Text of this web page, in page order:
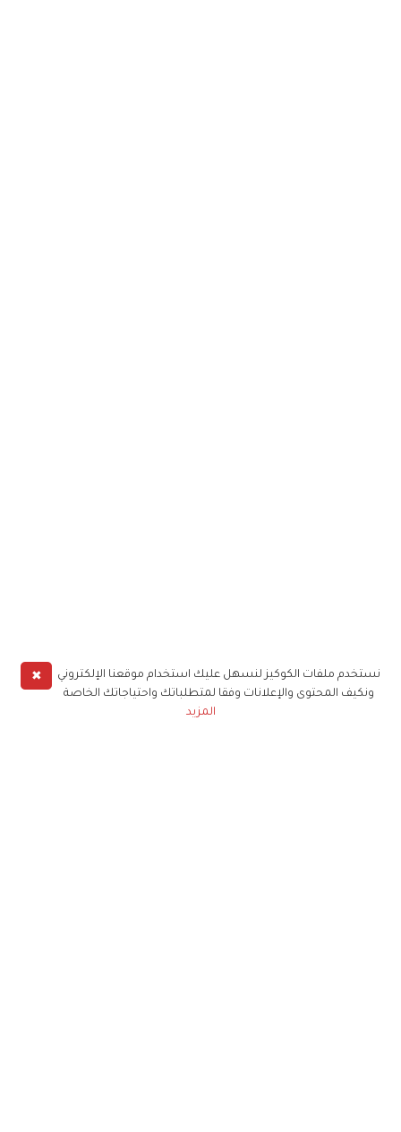
✖
نستخدم ملفات الكوكيز لنسهل عليك استخدام موقعنا الإلكتروني
ونكيف المحتوى والإعلانات وفقا لمتطلباتك واحتياجاتك الخاصة
المزيد